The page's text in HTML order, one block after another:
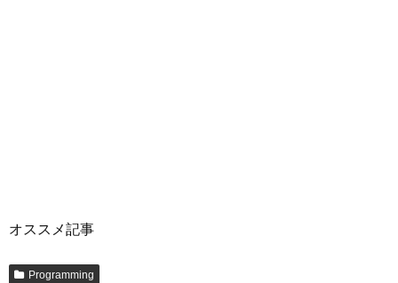
オススメ記事
Programming